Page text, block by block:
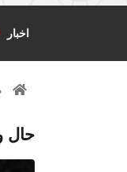
اخبار
حال